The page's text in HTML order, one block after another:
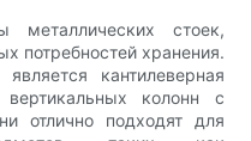
металлических стоек,
потребностей хранения.
кантилеверная
колонн с
отлично подходят для